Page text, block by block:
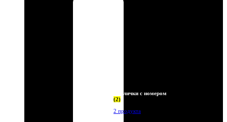
Таблички с номером
(2)
2 продукта